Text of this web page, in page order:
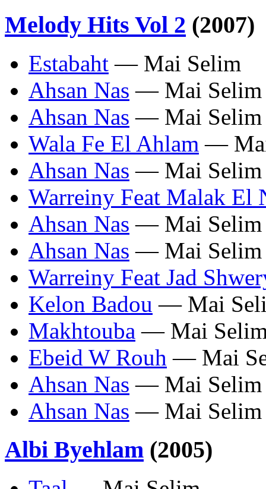
Melody Hits Vol 2 (2007)
Estabaht — Mai Selim
Ahsan Nas — Mai Selim
Ahsan Nas — Mai Selim
Wala Fe El Ahlam —
Ahsan Nas — Mai Selim
Warreiny Feat Malak El
Ahsan Nas — Mai Selim
Ahsan Nas — Mai Selim
Warreiny Feat Jad
Kelon Badou — Mai
Makhtouba — Mai
Ebeid W Rouh — Mai
Ahsan Nas — Mai Selim
Ahsan Nas — Mai Selim
Albi Byehlam (2005)